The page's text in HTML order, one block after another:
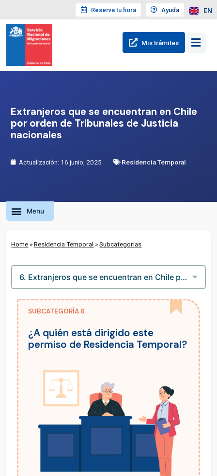
Reserva tu hora Ayuda EN
Mis trámites
Extranjeros que se encuentran en Chile
por orden de Tribunales de Justicia
nacionales
Actualización: 16 junio, 2025 Residencia Temporal
Home »Residencia Temporal »Subcategorías
SUBCATEGORÍA 6
¿A quién está dirigido este
permiso de Residencia Temporal?